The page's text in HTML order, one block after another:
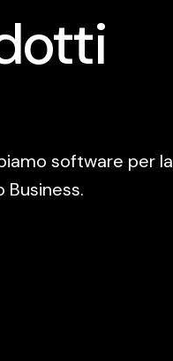
software per la